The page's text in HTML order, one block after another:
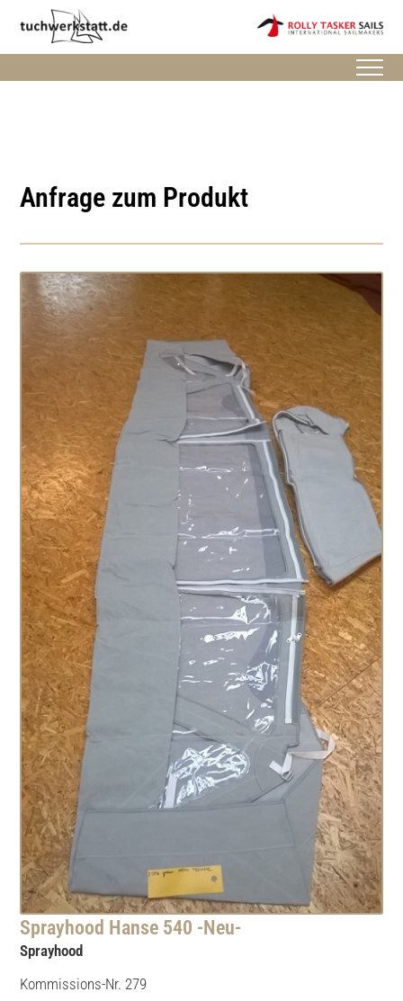
Anfrage zum Produkt
Sprayhood Hanse 540 -Neu-
Sprayhood
Kommissions-Nr. 279